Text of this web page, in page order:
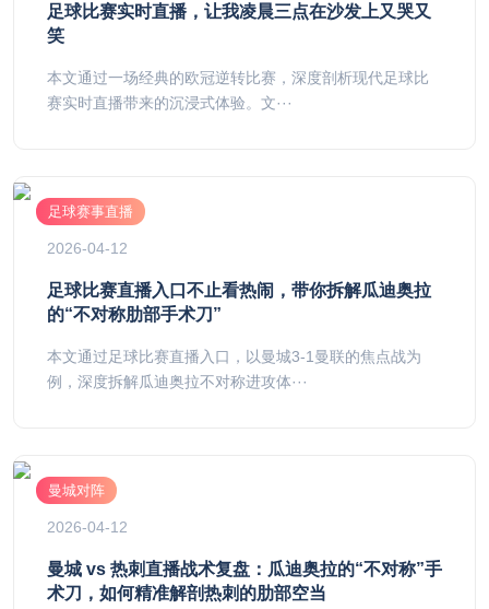
足球比赛实时直播，让我凌晨三点在沙发上又哭又
笑
本文通过一场经典的欧冠逆转比赛，深度剖析现代足球比
赛实时直播带来的沉浸式体验。文···
足球赛事直播
2026-04-12
足球比赛直播入口不止看热闹，带你拆解瓜迪奥拉
的“不对称肋部手术刀”
本文通过足球比赛直播入口，以曼城3-1曼联的焦点战为
例，深度拆解瓜迪奥拉不对称进攻体···
曼城对阵
2026-04-12
曼城 vs 热刺直播战术复盘：瓜迪奥拉的“不对称”手
术刀，如何精准解剖热刺的肋部空当